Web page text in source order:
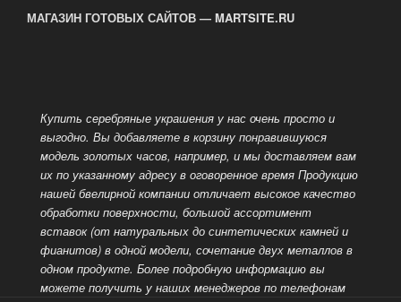
МАГАЗИН ГОТОВЫХ САЙТОВ — MARTSITE.RU
Купить серебряные украшения у нас очень просто и
выгодно. Вы добавляете в корзину понравившуюся
модель золотых часов, например, и мы доставляем вам
их по указанному адресу в оговоренное время Продукцию
нашей бвелирной компании отличает высокое качество
обработки поверхности, большой ассортимент
вставок (от натуральных до синтетических камней и
фианитов) в одной модели, сочетание двух металлов в
одном продукте. Более подробную информацию вы
можете получить у наших менеджеров по телефонам